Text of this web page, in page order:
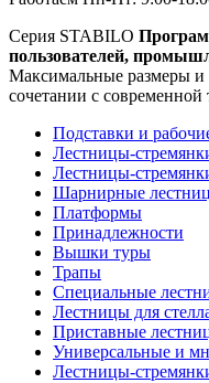
Серия STABILO
пользователей,
Максимальные размеры и
сочетании с современной
Подставки и
Лестницы-
Лестницы-
Шарнирные
Платформы
Принадлежности
Вышки туры
Трапы
Специальные
Лестницы для
Приставные
Универсальные и
Лестницы-